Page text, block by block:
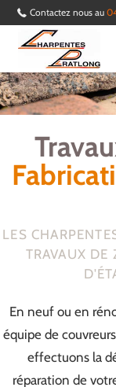
Contactez nous au
Accueil
Couverture
Zinguerie
Charpente
LES
TRAVAUX DE
En neuf ou en
équipe de
effectuons la
réparation de